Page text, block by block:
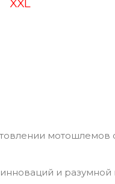
XXL
мотошлемов
и разумной